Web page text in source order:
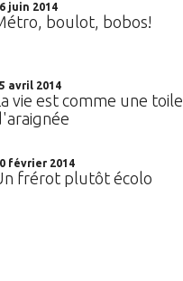
juin 2014
boulot, bobos!
avril 2014
vie est comme une toile
février 2014
frérot plutôt écolo